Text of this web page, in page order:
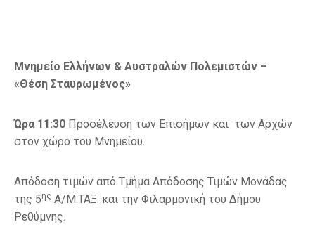
Μνημείο Ελλήνων & Αυστραλών Πολεμιστών –
«Θέση Σταυρωμένος»
Ώρα 11:30 Προσέλευση των Επισήμων και των Αρχών
στον χώρο του Μνημείου.
Απόδοση τιμών από Τμήμα Απόδοσης Τιμών Μονάδας
της 5ης Α/Μ.ΤΑΞ. και την Φιλαρμονική του Δήμου
Ρεθύμνης.